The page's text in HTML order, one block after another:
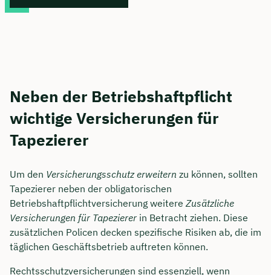
Neben der Betriebshaftpflicht
wichtige Versicherungen für
Tapezierer
Um den Versicherungsschutz erweitern zu können, sollten
Tapezierer neben der obligatorischen
Betriebshaftpflichtversicherung weitere Zusätzliche
Versicherungen für Tapezierer in Betracht ziehen. Diese
zusätzlichen Policen decken spezifische Risiken ab, die im
täglichen Geschäftsbetrieb auftreten können.
Rechtsschutzversicherungen sind essenziell, wenn